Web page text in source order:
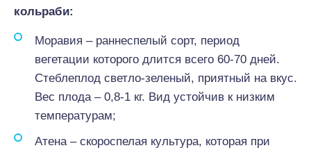
кольраби:
Моравия – раннеспелый сорт, период
вегетации которого длится всего 60-70 дней.
Стеблеплод светло-зеленый, приятный на вкус.
Вес плода – 0,8-1 кг. Вид устойчив к низким
температурам;
Атена – скороспелая культура, которая при